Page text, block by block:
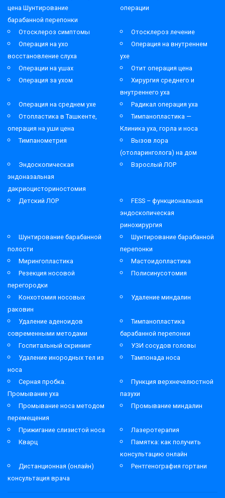
цена Шунтирование
барабанной перепонки
операции
Отосклероз симптомы
Отосклероз лечение
Операция на ухо
восстановление слуха
Операция на внутреннем
ухе
Операции на ушах
Отит операция цена
Операция за ухом
Хирургия среднего и
внутреннего уха
Операция на среднем ухе
Радикал операция уха
Отопластика в Ташкенте,
операция на уши цена
Тимпанопластика —
Клиника уха, горла и носа
Тимпанометрия
Вызов лора
(отоларинголога) на дом
Эндоскопическая
эндоназальная
дакриоцисториностомия
Взрослый ЛОР
Детский ЛОР
FESS – функциональная
эндоскопическая
ринохирургия
Шунтирование барабанной
полости
Шунтирование барабанной
перепонки
Мирингопластика
Мастоидопластика
Резекция носовой
перегородки
Полисинусотомия
Конхотомия носовых
раковин
Удаление миндалин
Удаление аденоидов
современными методами
Тимпанопластика
барабанной перепонки
Госпитальный скрининг
УЗИ сосудов головы
Удаление инородных тел из
носа
Тампонада носа
Серная пробка.
Промывание уха
Пункция верхнечелюстной
пазухи
Промывание носа методом
перемещения
Промывание миндалин
Прижигание слизистой носа
Лазеротерапия
Кварц
Памятка: как получить
консультацию онлайн
Дистанционная (онлайн)
консультация врача
Рентгенография гортани